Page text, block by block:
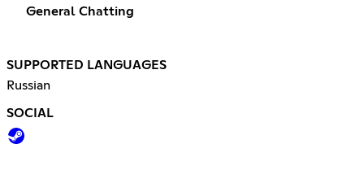
General Chatting
SUPPORTED LANGUAGES
Russian
SOCIAL